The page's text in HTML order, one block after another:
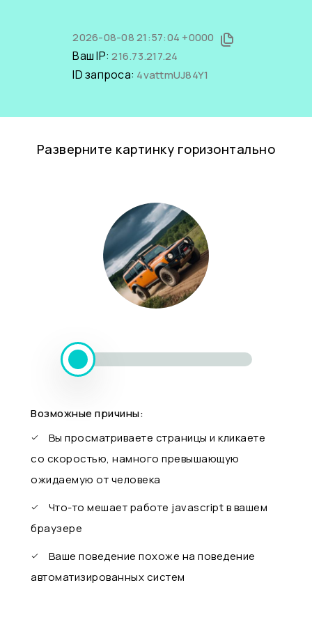
2026-08-08 21:57:04 +0000
Ваш IP:216.73.217.24
ID запроса: 4vattmUJ84Y1
Разверните картинку горизонтально
Возможные причины:
Вы просматриваете страницы и кликаете
со скоростью, намного превышающую
ожидаемую от человека
Что-то мешает работе javascript в вашем
браузере
Ваше поведение похоже на поведение
автоматизированных систем